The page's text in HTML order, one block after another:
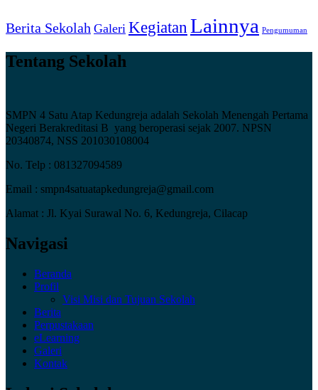
Berita Sekolah Galeri Kegiatan Lainnya Pengumuman
Tentang Sekolah
SMPN 4 Satu Atap Kedungreja adalah Sekolah Menengah Pertama
Negeri Berakreditasi B yang beroperasi sejak 2007. NPSN
20340874, NSS 201030108004
No. Telp : 081327094589
Email : smpn4satuatapkedungreja@gmail.com
Alamat : Jl. Kyai Surawal No. 6, Kedungreja, Cilacap
Navigasi
Beranda
Profil
Visi Misi dan Tujuan Sekolah
Berita
Perpustakaan
eLearning
Galeri
Kontak